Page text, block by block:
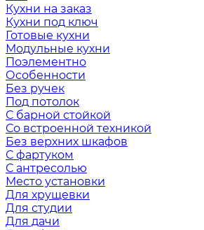
Кухни на заказ
Кухни под ключ
Готовые кухни
Модульные кухни
Поэлементно
Особенности
Без ручек
Под потолок
С барной стойкой
Со встроенной техникой
Без верхних шкафов
С фартуком
С антресолью
Место установки
Для хрущевки
Для студии
Для дачи